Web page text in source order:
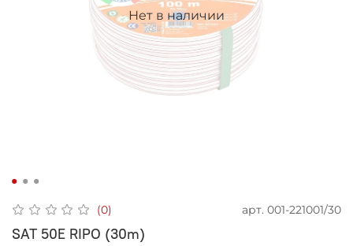
Нет в наличии
(0) арт. 001-221001/30
SAT 50Е RIPO (30m)